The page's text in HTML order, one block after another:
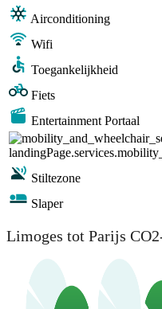
Airconditioning
Wifi
Toegankelijkheid
Fiets
Entertainment Portaal
Stiltezone
Slaper
Limoges tot Parijs